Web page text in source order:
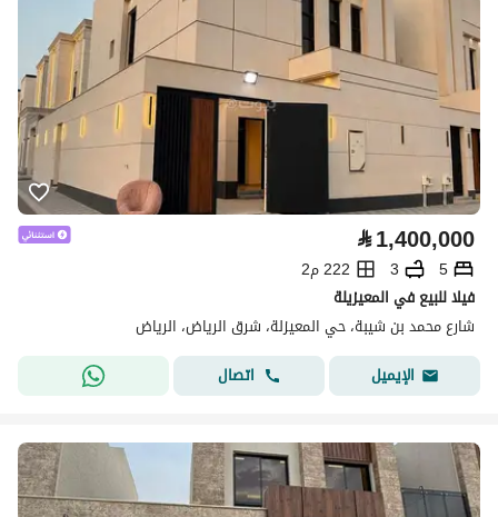
⃁1,400,000
5
3
222 م2
فيلا للبيع في المعيزيلة
شارع محمد بن شيبة، حي المعيزلة، شرق الرياض، الرياض
الإيميل
اتصال